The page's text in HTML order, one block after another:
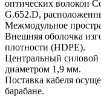
оптических волокон
G.652.D,
Межмодульное
Внешняя оболочка
плотности (HDPE).
Центральный силовой
диаметром 1,9 мм.
Поставка кабеля
барабане.